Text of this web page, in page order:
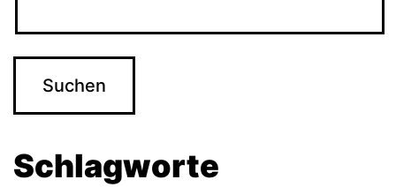
Schlagworte